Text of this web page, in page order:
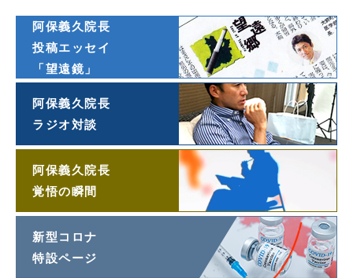
阿保義久院長
投稿エッセイ
「望遠鏡」
阿保義久院長
ラジオ対談
阿保義久院長
覚悟の瞬間
新型コロナ
特設ページ